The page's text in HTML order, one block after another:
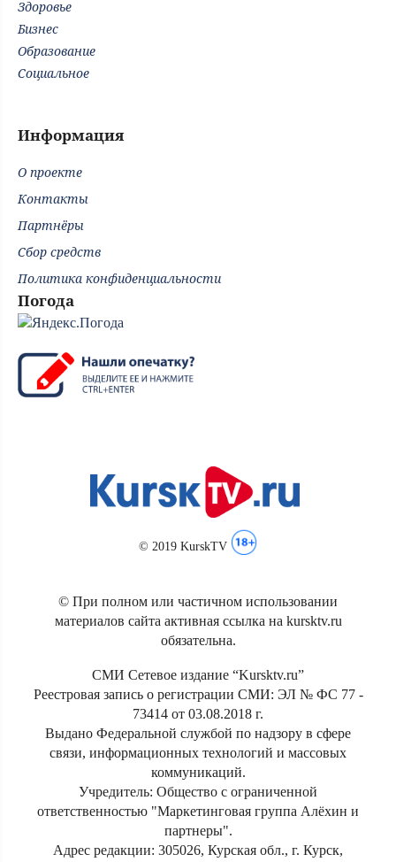
Здоровье
Бизнес
Образование
Социальное
Информация
О проекте
Контакты
Партнёры
Сбор средств
Политика конфиденциальности
Погода
© 2019 KurskTV
© При полном или частичном использовании
материалов сайта активная ссылка на kursktv.ru
обязательна.
СМИ Сетевое издание “Kursktv.ru”
Реестровая запись о регистрации СМИ: ЭЛ № ФС 77 -
73414 от 03.08.2018 г.
Выдано Федеральной службой по надзору в сфере
связи, информационных технологий и массовых
коммуникаций.
Учредитель: Общество с ограниченной
ответственностью "Маркетинговая группа Алёхин и
партнеры".
Адрес редакции: 305026, Курская обл., г. Курск,